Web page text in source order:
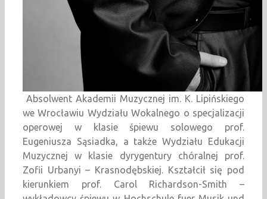
Absolwent Akademii Muzycznej im. K. Lipińskiego
we Wrocławiu Wydziału Wokalnego o specjalizacji
operowej w klasie śpiewu solowego prof.
Eugeniusza Sąsiadka, a także Wydziału Edukacji
Muzycznej w klasie dyrygentury chóralnej prof.
Zofii Urbanyi – Krasnodębskiej. Kształcił się pod
kierunkiem prof. Carol Richardson-Smith –